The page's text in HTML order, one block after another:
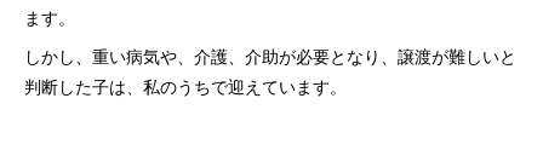
ます。
しかし、重い病気や、介護、介助が必要となり、譲渡が難しいと
判断した子は、私のうちで迎えています。